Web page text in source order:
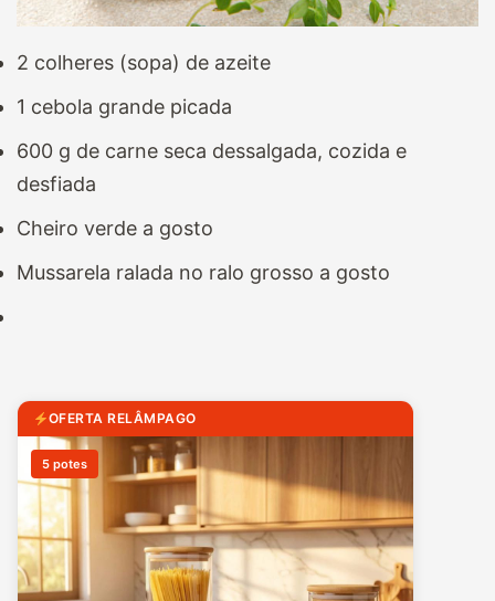
2 colheres (sopa) de azeite
1 cebola grande picada
600 g de carne seca dessalgada, cozida e
desfiada
Cheiro verde a gosto
Mussarela ralada no ralo grosso a gosto
OFERTA RELÂMPAGO
5 potes